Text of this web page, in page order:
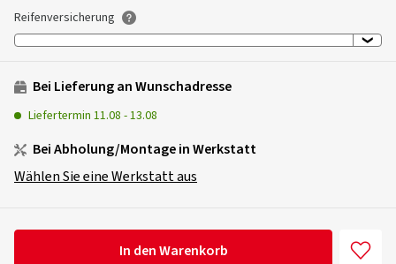
Reifenversicherung
Bei Lieferung an Wunschadresse
Liefertermin 11.08 -13.08
Bei Abholung/Montage in Werkstatt
Wählen Sie eine Werkstatt aus
In den Warenkorb